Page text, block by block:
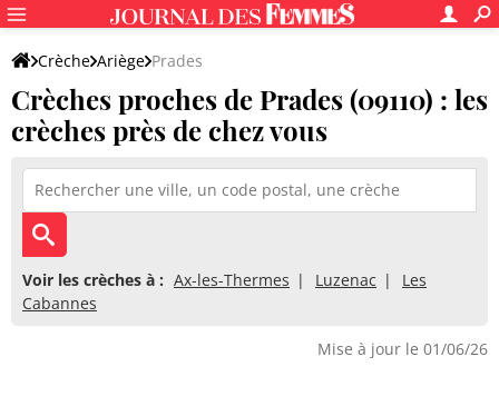
Crèche Ariège Prades
Crèches proches de Prades (09110) : les
crèches près de chez vous
Voir les crèches à : Ax-les-Thermes Luzenac
Les
Cabannes
Mise à jour le 01/06/26